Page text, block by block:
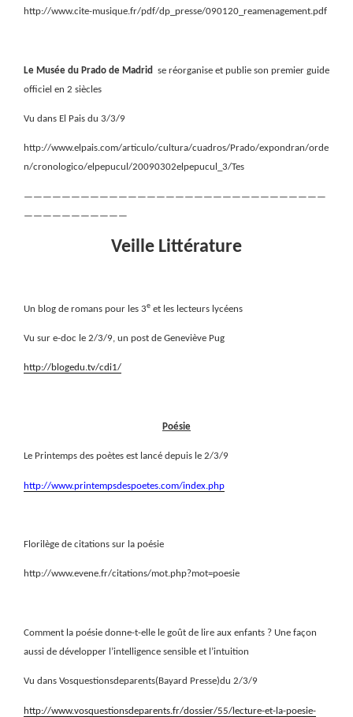
http://www.cite-musique.fr/pdf/dp_presse/090120_reamenagement.pdf
Le Musée du Prado de Madrid
se réorganise et publie son premier guide
officiel en 2 siècles
Vu dans El Pais du 3/3/9
http://www.elpais.com/articulo/cultura/cuadros/Prado/expondran/orde
n/cronologico/elpepucul/20090302elpepucul_3/Tes
————————————————————————————————
———————————
Veille Littérature
Un blog de romans pour les 3e et les lecteurs lycéens
Vu sur e-doc le 2/3/9, un post de Geneviève Pug
http://blogedu.tv/cdi1/
Poésie
Le Printemps des poètes est lancé depuis le 2/3/9
http://www.printempsdespoetes.com/index.php
Florilège de citations sur la poésie
http://www.evene.fr/citations/mot.php?mot=poesie
Comment la poésie donne-t-elle le goût de lire aux enfants ? Une façon
aussi de développer l’intelligence sensible et l’intuition
Vu dans Vosquestionsdeparents(Bayard Presse)du 2/3/9
http://www.vosquestionsdeparents.fr/dossier/55/lecture-et-la-poesie-